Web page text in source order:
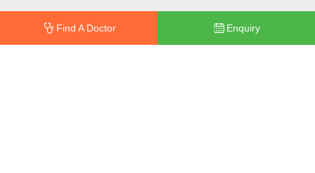
Find A Doctor Enquiry